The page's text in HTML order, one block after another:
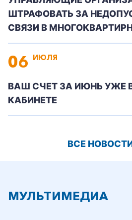
Заказать обратный
ШТРАФОВАТЬ ЗА
СВЯЗИ В
06 ИЮЛЯ
ВАШ СЧЕТ ЗА ИЮНЬ УЖЕ
КАБИНЕТЕ
ВСЕ
МУЛЬТИМЕДИА